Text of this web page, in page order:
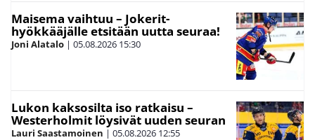
Maisema vaihtuu – Jokerit-
hyökkääjälle etsitään uutta seuraa!
Joni Alatalo | 05.08.2026 15:30
Lukon kaksosilta iso ratkaisu –
Westerholmit löysivät uuden seuran
Lauri Saastamoinen | 05.08.2026 12:55